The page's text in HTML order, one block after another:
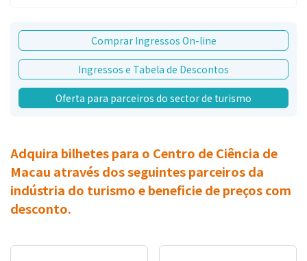
Comprar Ingressos On-line
Ingressos e Tabela de Descontos
Oferta para parceiros do sector de turismo
Adquira bilhetes para o Centro de Ciência de
Macau através dos seguintes parceiros da
indústria do turismo e beneficie de preços com
desconto.